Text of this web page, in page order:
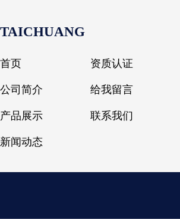
TAICHUANG
首页
公司简介
产品展示
新闻动态
资质认证
给我留言
联系我们